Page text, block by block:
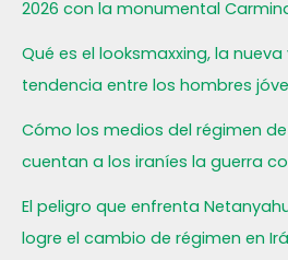
2026 con la monumental
Qué es el looksmaxxing, la
tendencia entre los hombres
Cómo los medios del régimen
cuentan a los iraníes la guerra con
El peligro que enfrenta
logre el cambio de régimen en